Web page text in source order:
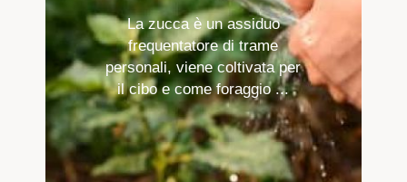
La zucca è un assiduo
frequentatore di trame
personali, viene coltivata per
il cibo e come foraggio ...